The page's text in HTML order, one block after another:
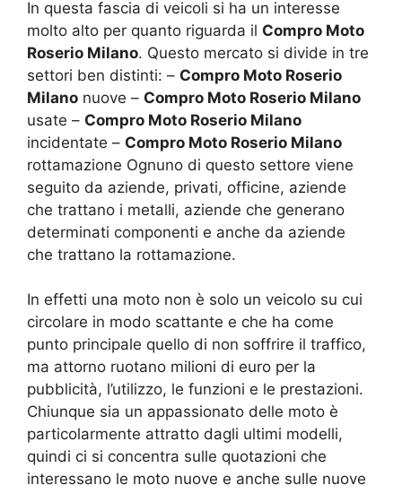
In questa fascia di veicoli si ha un interesse
molto alto per quanto riguarda il Compro Moto
Roserio Milano. Questo mercato si divide in tre
settori ben distinti: – Compro Moto Roserio
Milano nuove – Compro Moto Roserio Milano
usate – Compro Moto Roserio Milano
incidentate – Compro Moto Roserio Milano
rottamazione Ognuno di questo settore viene
seguito da aziende, privati, officine, aziende
che trattano i metalli, aziende che generano
determinati componenti e anche da aziende
che trattano la rottamazione.
In effetti una moto non è solo un veicolo su cui
circolare in modo scattante e che ha come
punto principale quello di non soffrire il traffico,
ma attorno ruotano milioni di euro per la
pubblicità, l’utilizzo, le funzioni e le prestazioni.
Chiunque sia un appassionato delle moto è
particolarmente attratto dagli ultimi modelli,
quindi ci si concentra sulle quotazioni che
interessano le moto nuove e anche sulle nuove